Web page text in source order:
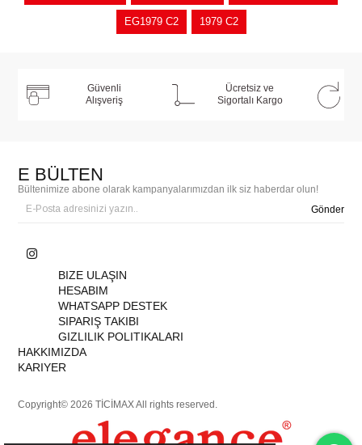
EG1979 C2 1979 C2
Güvenli
Alışveriş
Ücretsiz ve
Sigortalı Kargo
E BÜLTEN
Bültenimize abone olarak kampanyalarımızdan ilk siz haberdar olun!
Gönder
BIZE ULAŞIN
HESABIM
WHATSAPP DESTEK
SIPARIŞ TAKIBI
GIZLILIK POLITIKALARI
HAKKIMIZDA
KARIYER
Copyright© 2026 TİCİMAX All rights reserved.